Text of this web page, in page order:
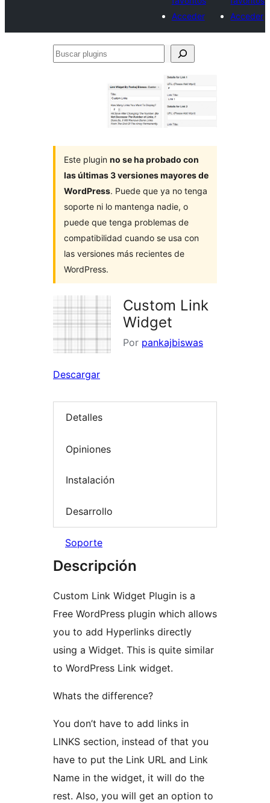
Acceder
Acceder
Buscar
Este plugin no se ha probado con
las últimas 3 versiones mayores de
WordPress. Puede que ya no tenga
soporte ni lo mantenga nadie, o
puede que tenga problemas de
compatibilidad cuando se usa con
las versiones más recientes de
WordPress.
Custom Link
Widget
Por pankajbiswas
Descargar
Detalles
Opiniones
Instalación
Desarrollo
Soporte
Descripción
Custom Link Widget Plugin is a
Free WordPress plugin which allows
you to add Hyperlinks directly
using a Widget. This is quite similar
to WordPress Link widget.
Whats the difference?
You don’t have to add links in
LINKS section, instead of that you
have to put the Link URL and Link
Name in the widget, it will do the
rest. Also, you will get an option to